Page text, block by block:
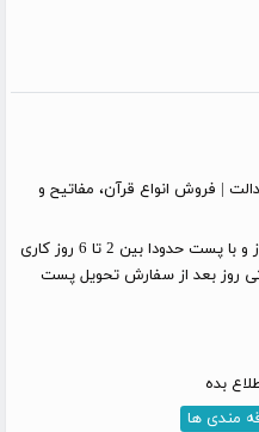
| فروش انواع قرآن، مفاتیح و
با پیک در تهران 1 روز و با پست حدودا بین 2 تا 6 روز کاری
روز بعد از سفارش تحویل پست
بده
مندی ها